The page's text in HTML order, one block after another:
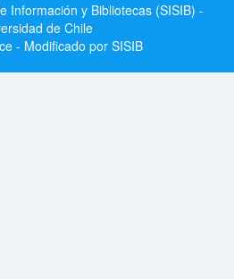
Información y Bibliotecas (SISIB) -
de Chile
- Modificado por SISIB